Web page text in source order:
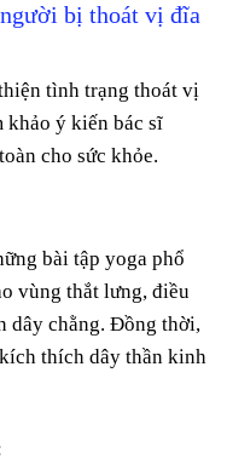
bị thoát vị đĩa
tình trạng thoát vị
khảo ý kiến bác sĩ
cho sức khỏe.
bài tập yoga phổ
vùng thắt lưng, điều
dây chằng. Đồng thời,
thích dây thần kinh